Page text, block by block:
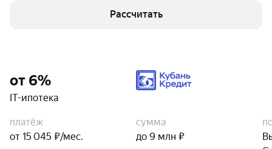
Рассчитать
от 6%
IT-ипотека
платёж
от 15 045 ₽/мес.
сумма
до 9 млн ₽